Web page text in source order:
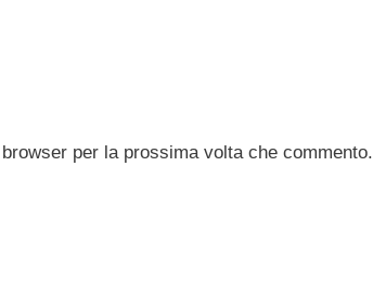
per la prossima volta che commento.